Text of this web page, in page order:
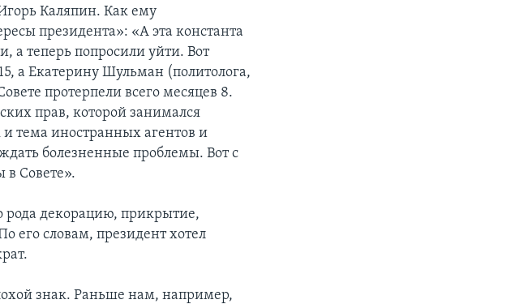
Каляпин. Как ему
президента»: «А эта константа
а теперь попросили уйти. Вот
а Екатерину Шульман (политолога,
протерпели всего месяцев 8.
прав, которой занимался
тема иностранных агентов и
болезненные проблемы. Вот с
Совете».
рода декорацию, прикрытие,
его словам, президент хотел
знак. Раньше нам, например,